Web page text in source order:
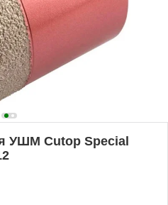
УШМ Cutop Special